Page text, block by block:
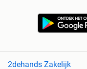
2dehands Zakelijk